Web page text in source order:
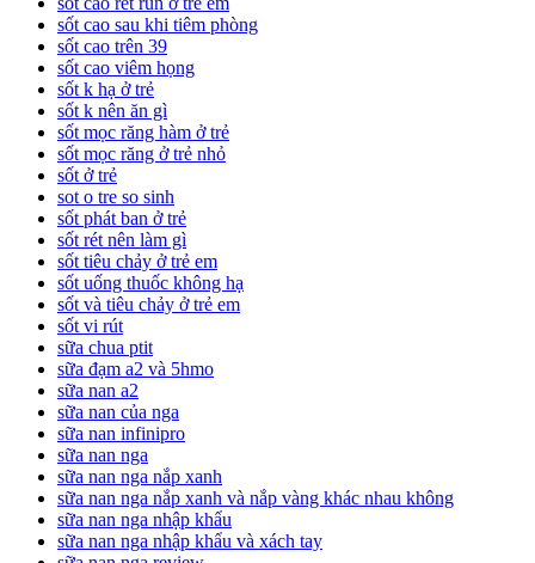
sốt cao sau khi tiêm phòng
sốt cao trên 39
sốt cao viêm họng
sốt k hạ ở trẻ
sốt k nên ăn gì
sốt mọc răng hàm ở trẻ
sốt mọc răng ở trẻ nhỏ
sốt ở trẻ
sot o tre so sinh
sốt phát ban ở trẻ
sốt rét nên làm gì
sốt tiêu chảy ở trẻ em
sốt uống thuốc không hạ
sốt và tiêu chảy ở trẻ em
sốt vi rút
sữa chua ptit
sữa đạm a2 và 5hmo
sữa nan a2
sữa nan của nga
sữa nan infinipro
sữa nan nga
sữa nan nga nắp xanh
sữa nan nga nắp xanh và nắp vàng khác nhau không
sữa nan nga nhập khẩu
sữa nan nga nhập khẩu và xách tay